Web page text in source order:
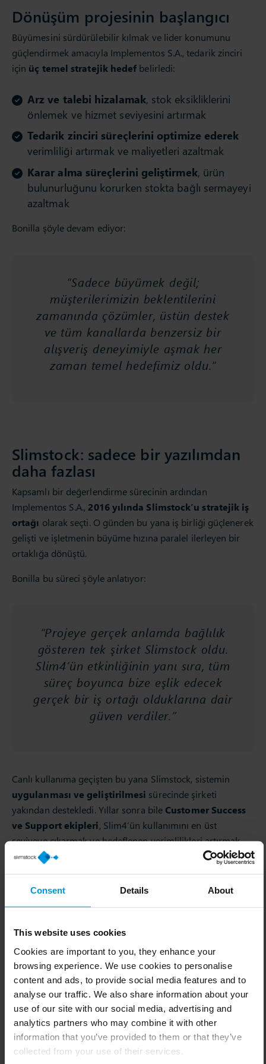
Consent Details About
This website uses cookies
Cookies are important to you, they enhance your
browsing experience. We use cookies to personalise
content and ads, to provide social media features and to
analyse our traffic. We also share information about your
use of our site with our social media, advertising and
analytics partners who may combine it with other
information that you’ve provided to them or that they’ve
collected from your use of their services.
Dönüşüm projesinin başlangıcı
Büyümesini sürdürülebilir kılmak ve lider konumunu
güçlendirmek amacıyla Implementos S.A., tedarik zinciri
için üç temel stratejik hedef belirledi:
Arz ve talebi hizalamak, stok eksikliklerini
önlemek ve hizmet seviyesini artırmak
Tedarik zinciri süreçlerini optimize ederek
verimliliği artırmak ve maliyetleri azaltmak
Karar alma süreçlerini geliştirmek, ürün
bulunurluğunu korurken stokta bağlı sermayeyi
azaltmak
Bonilla şöyle devam ediyor:
“Sadece büyümek değil;
müşterilerimizin beklentilerini
zamanında çözümler, üstün destek
ve tüm kanallarda benzersiz bir
alışveriş deneyimiyle aşmak her
zaman temel hedefimiz oldu.”
Slimstock: sadece bir yazılımdan
daha fazlası
Kapsamlı bir değerlendirme sürecinin ardından
Implementos S.A., 2016 yılında Slimstock’u stratejik iş
ortağı olarak seçti. O günden bu yana iş birliği güçlenerek
gelişti ve işletmenin büyüme hızına paralel ilerleyen bir
ortaklığa dönüştü.
Bonilla bu süreci şöyle anlatıyor:
“Projeye gerçek anlamda bağlılık
gösteren tek şirket Slimstock oldu.
Slim4’ün etkinliğinin yanı sıra, tüm
süreç boyunca bize eşlik edecek
gerçek bir iş ortağı olduklarına dair
güven verdiler.”
Canlı kullanıma geçişten bu yana Slimstock, sistemin
uygulanması ve geliştirilmesi sürecinde şirketi
yakından destekledi. Yıllar sonra bileCustomer Success
ve Support ekipleri, Slim4’ün kullanımını en üst
seviyeye çıkarmak ve hedeflenen verimlilikleri artırmak
için aktif şekilde iş birliği yapmaya devam ediyor.
Elde edilen sonuçlar
Ortaklığın sağladığı faydalar
Implementos şu sonuçları elde etti:
Her yıl %10 ürün bulunurluğu artışı
%20 sürdürülebilir yıllık büyüme
%50 GMROI iyileşmesi
Tüm bu gelişmeler, aynı stok seviyesi korunarak